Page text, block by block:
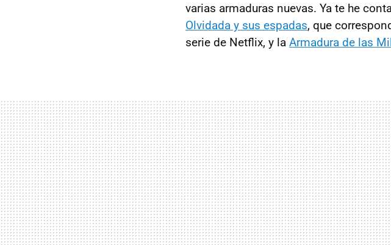
varias armaduras nuevas. Ya te he
Olvidada y sus espadas, que
serie de Netflix, y la Armadura de las